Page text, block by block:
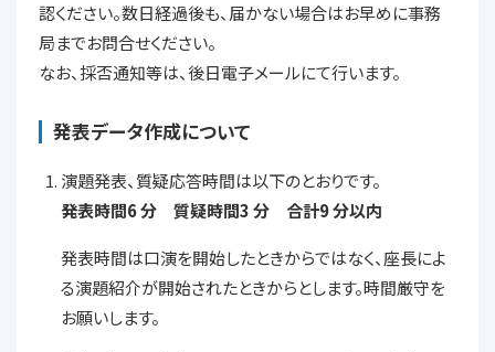
認ください。数日経過後も、届かない場合はお早めに事務
局までお問合せください。
なお、採否通知等は、後日電子メールにて行います。
発表データ作成について
演題発表、質疑応答時間は以下のとおりです。
発表時間6 分 質疑時間3 分 合計9 分以内
発表時間は口演を開始したときからではなく、座長によ
る演題紹介が開始されたときからとします。時間厳守を
お願いします。